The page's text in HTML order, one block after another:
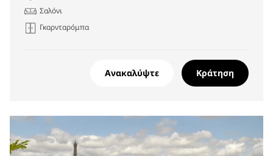
Σαλόνι
Γκαρνταρόμπα
Ανακαλύψτε Κράτηση